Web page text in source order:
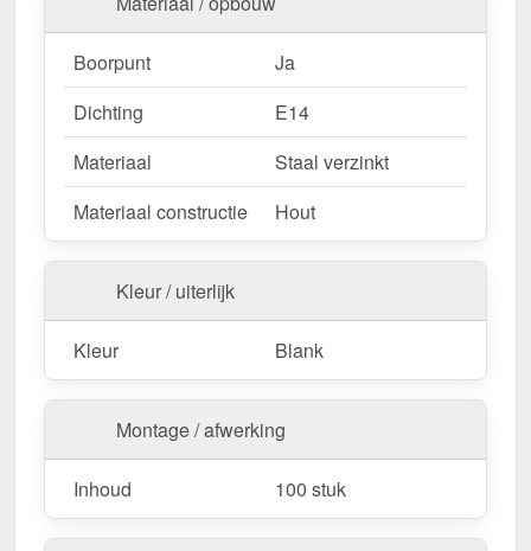
Boorpunt
Ja
Dichting
E14
Materiaal
Staal verzinkt
Materiaal constructie
Hout
Kleur / uiterlijk
Kleur Blank
Montage / afwerking
Inhoud 100 stuk